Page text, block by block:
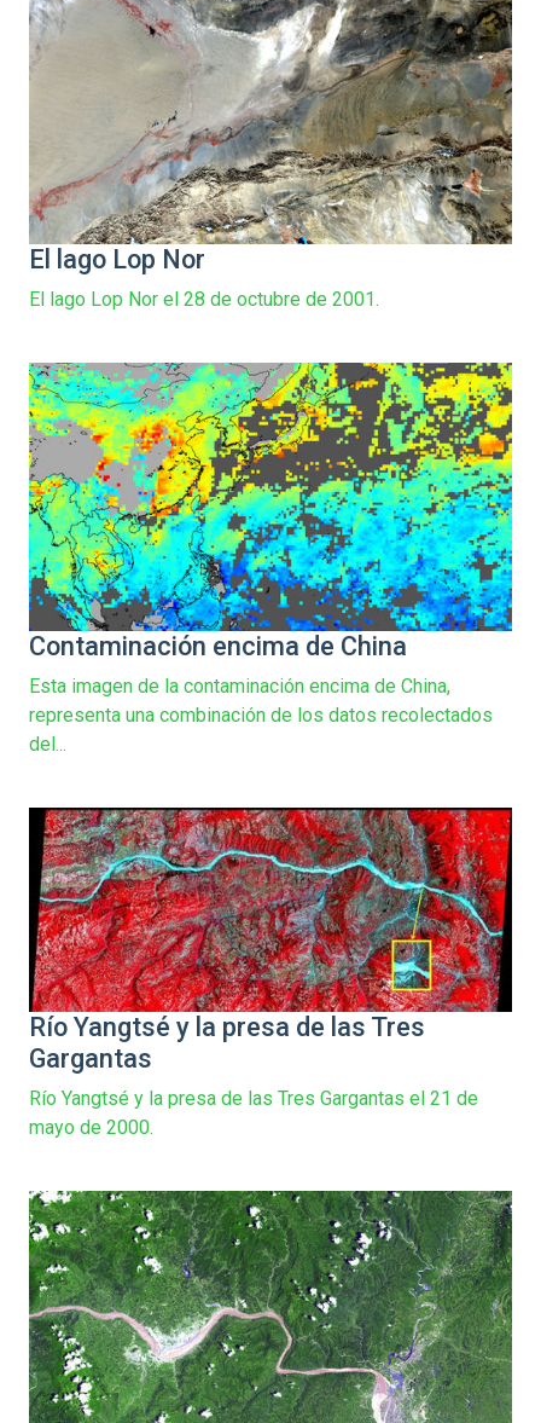
El lago Lop Nor
El lago Lop Nor el 28 de octubre de 2001.
Contaminación encima de China
Esta imagen de la contaminación encima de China,
representa una combinación de los datos recolectados
del...
Río Yangtsé y la presa de las Tres
Gargantas
Río Yangtsé y la presa de las Tres Gargantas el 21 de
mayo de 2000.